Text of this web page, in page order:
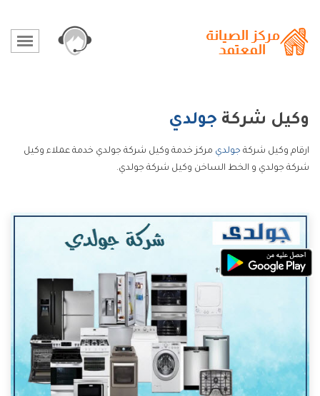
وكيل شركة جولدي
ارقام وكيل شركة جولدي مركز خدمة وكيل شركة جولدي خدمة عملاء وكيل
شركة جولدي و الخط الساخن وكيل شركة جولدي.